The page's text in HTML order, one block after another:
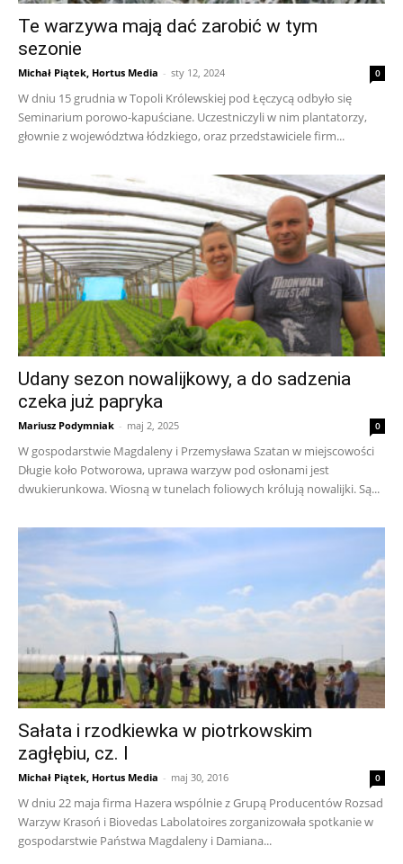
Te warzywa mają dać zarobić w tym
sezonie
Michał Piątek, Hortus Media - sty 12, 2024 0
W dniu 15 grudnia w Topoli Królewskiej pod Łęczycą odbyło się
Seminarium porowo-kapuściane. Uczestniczyli w nim plantatorzy,
głownie z województwa łódzkiego, oraz przedstawiciele firm...
Udany sezon nowalijkowy, a do sadzenia
czeka już papryka
Mariusz Podymniak - maj 2, 2025 0
W gospodarstwie Magdaleny i Przemysława Szatan w miejscowości
Długie koło Potworowa, uprawa warzyw pod osłonami jest
dwukierunkowa. Wiosną w tunelach foliowych królują nowalijki. Są...
Sałata i rzodkiewka w piotrkowskim
zagłębiu, cz. I
Michał Piątek, Hortus Media - maj 30, 2016 0
W dniu 22 maja firma Hazera wspólnie z Grupą Producentów Rozsad
Warzyw Krasoń i Biovedas Labolatoires zorganizowała spotkanie w
gospodarstwie Państwa Magdaleny i Damiana...